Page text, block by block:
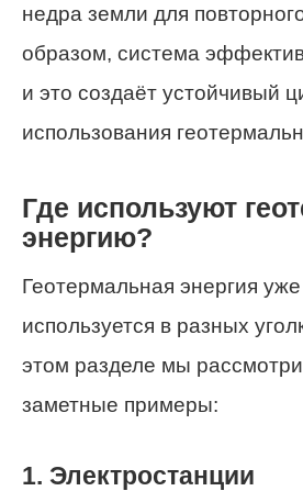
недра земли для
образом, система
и это создаёт устойчивый
использования
Где используют
энергию?
Геотермальная энергия
используется в разных
этом разделе мы
заметные примеры:
1. Электростанции